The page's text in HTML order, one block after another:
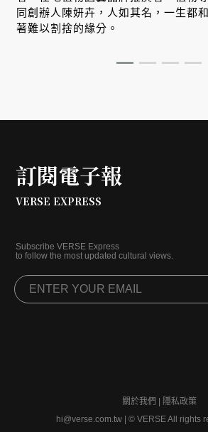
同創辦人陳妍卉，人如其名，一生都
著難以割捨的緣分。
訂閱電子報
VERSE EXPRESS
Subscribe VERSE Express
to follow the most updated cultural views.
關於我們
隱私政策
hi@verse.com.tw
© VERSE All rights